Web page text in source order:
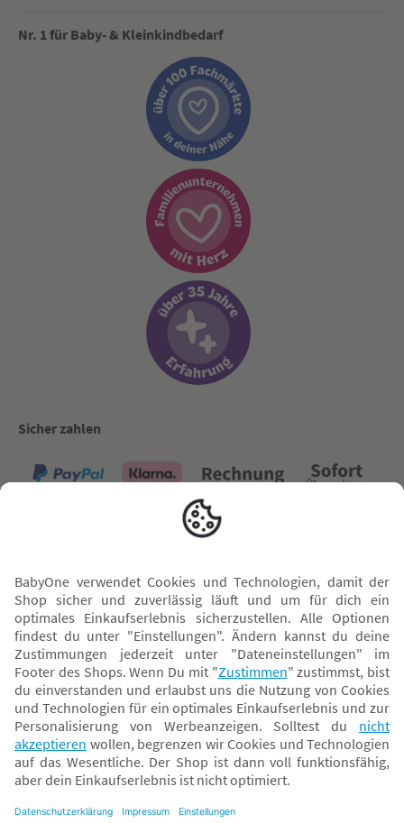
Nr. 1 für Baby- & Kleinkindbedarf
Sicher zahlen
Versand mit
* Alle Preise inkl. MwSt. und ggf. zzgl.Versandkosten. Der dargestellte Preis gilt -
abhängig von der von dir gewählten Option - im BabyOne-Onlineshop oder bei
Abholung in dem von dir gewählten BabyOne-Franchise-Betrieb. Der für den
Onlineshop geltende Preis stellt bei einem Verkauf durch unsere Franchise-
Nehmer eine unverbindliche Preisempfehlung dar. Der Verkaufspreis der
daher von dem Verkaufspreis im Onlineshop abweichen. Angaben zu